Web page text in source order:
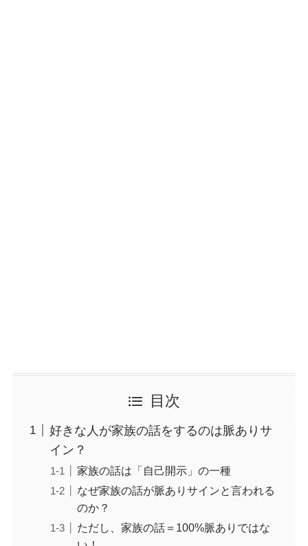
目次
好きな人が家族の話をするのは脈ありサ
イン？
家族の話は「自己開示」の一種
なぜ家族の話が脈ありサインと言われる
のか？
ただし、家族の話＝100%脈ありではな